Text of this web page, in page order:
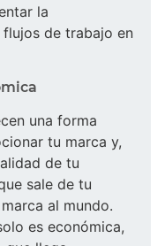
la
de trabajo en
una forma
tu marca y,
de tu
sale de tu
al mundo.
es económica,